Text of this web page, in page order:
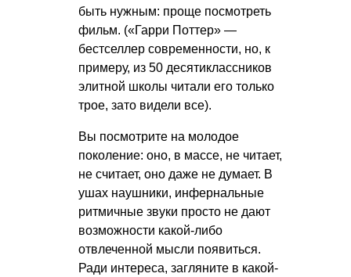
быть нужным: проще посмотреть
фильм. («Гарри Поттер» —
бестселлер современности, но, к
примеру, из 50 десятиклассников
элитной школы читали его только
трое, зато видели все).
Вы посмотрите на молодое
поколение: оно, в массе, не читает,
не считает, оно даже не думает. В
ушах наушники, инфернальные
ритмичные звуки просто не дают
возможности какой-либо
отвлеченной мысли появиться.
Ради интереса, загляните в какой-